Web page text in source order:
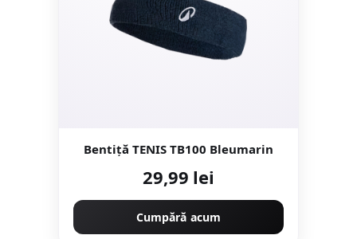
Bentiță TENIS TB100 Bleumarin
29,99 lei
Cumpără acum